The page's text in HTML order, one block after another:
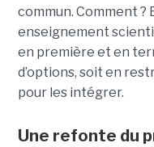
commun. Comment ?
enseignement
en première et en
d’options, soit en
pour les intégrer.
Une refonte du